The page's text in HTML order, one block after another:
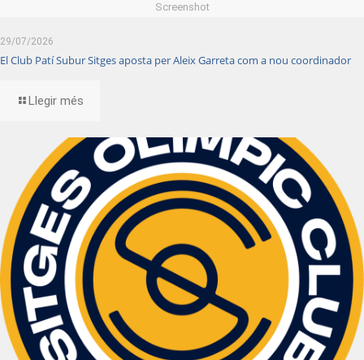
Screenshot
29/07/2026
El Club Patí Subur Sitges aposta per Aleix Garreta com a nou coordinador
Llegir més